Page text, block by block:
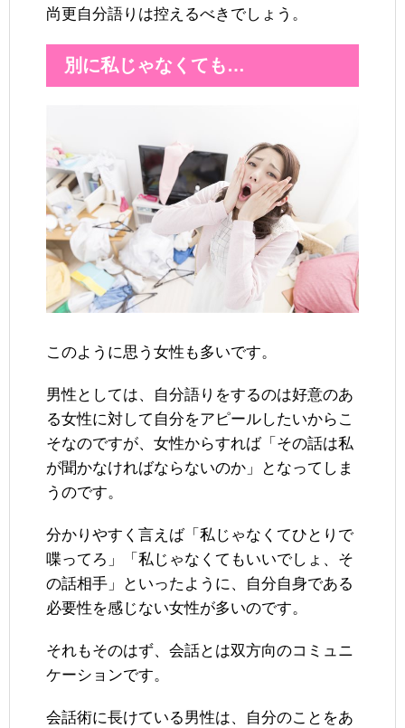
尚更自分語りは控えるべきでしょう。
別に私じゃなくても…
このように思う女性も多いです。
男性としては、自分語りをするのは好意のあ
る女性に対して自分をアピールしたいからこ
そなのですが、女性からすれば「その話は私
が聞かなければならないのか」となってしま
うのです。
分かりやすく言えば「私じゃなくてひとりで
喋ってろ」「私じゃなくてもいいでしょ、そ
の話相手」といったように、自分自身である
必要性を感じない女性が多いのです。
それもそのはず、会話とは双方向のコミュニ
ケーションです。
会話術に長けている男性は、自分のことをあ